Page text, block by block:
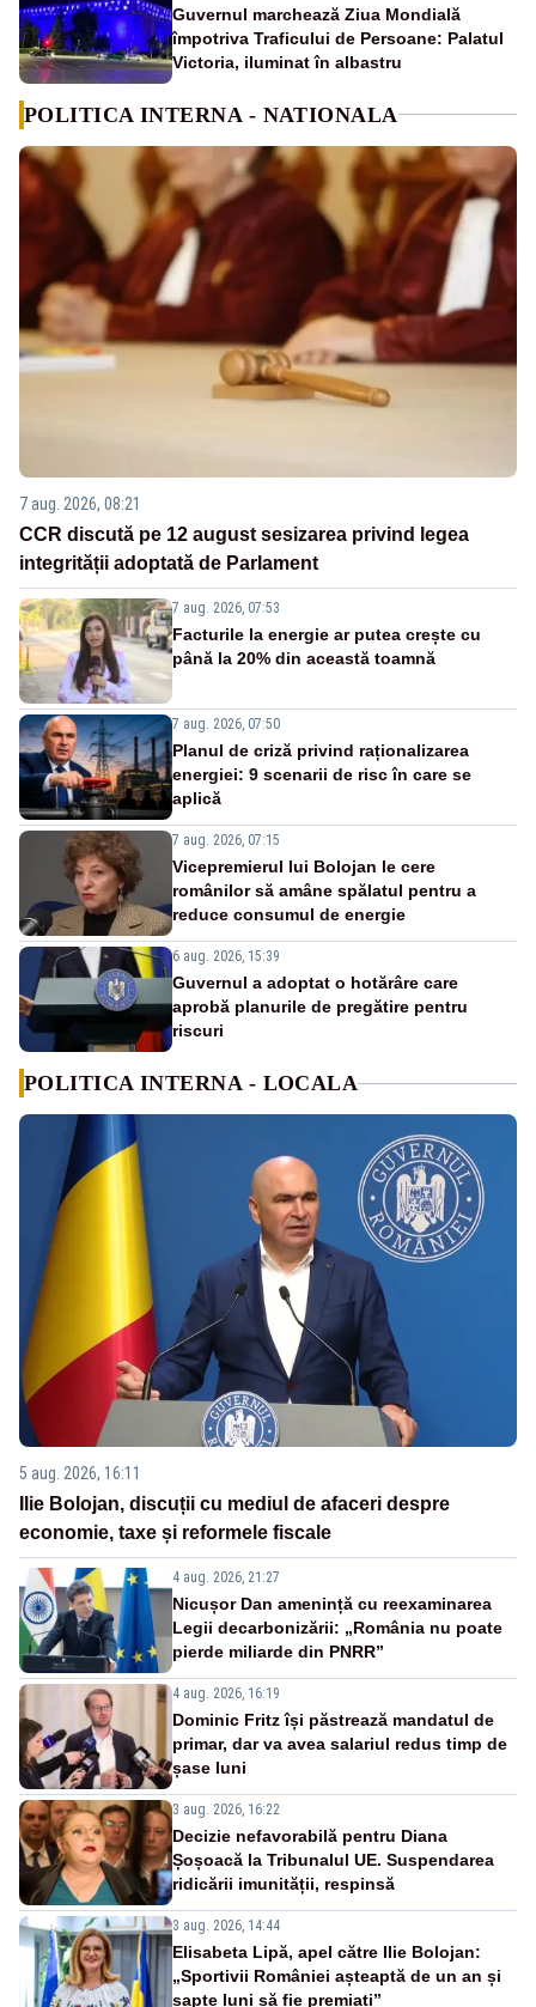
Guvernul marchează Ziua Mondială
împotriva Traficului de Persoane: Palatul
Victoria, iluminat în albastru
POLITICA INTERNA - NATIONALA
7 aug. 2026, 08:21
CCR discută pe 12 august sesizarea privind legea
integrității adoptată de Parlament
7 aug. 2026, 07:53
Facturile la energie ar putea crește cu
până la 20% din această toamnă
7 aug. 2026, 07:50
Planul de criză privind raționalizarea
energiei: 9 scenarii de risc în care se
aplică
7 aug. 2026, 07:15
Vicepremierul lui Bolojan le cere
românilor să amâne spălatul pentru a
reduce consumul de energie
6 aug. 2026, 15:39
Guvernul a adoptat o hotărâre care
aprobă planurile de pregătire pentru
riscuri
POLITICA INTERNA - LOCALA
5 aug. 2026, 16:11
Ilie Bolojan, discuții cu mediul de afaceri despre
economie, taxe și reformele fiscale
4 aug. 2026, 21:27
Nicușor Dan amenință cu reexaminarea
Legii decarbonizării: „România nu poate
pierde miliarde din PNRR”
4 aug. 2026, 16:19
Dominic Fritz își păstrează mandatul de
primar, dar va avea salariul redus timp de
șase luni
3 aug. 2026, 16:22
Decizie nefavorabilă pentru Diana
Șoșoacă la Tribunalul UE. Suspendarea
ridicării imunității, respinsă
3 aug. 2026, 14:44
Elisabeta Lipă, apel către Ilie Bolojan:
„Sportivii României așteaptă de un an și
șapte luni să fie premiați”